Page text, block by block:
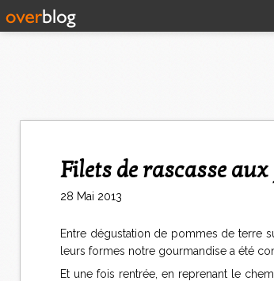
Filets de rascasse
28 Mai 2013
Entre dégustation de pommes de terre
leurs formes notre gourmandise a été
Et une fois rentrée, en reprenant le